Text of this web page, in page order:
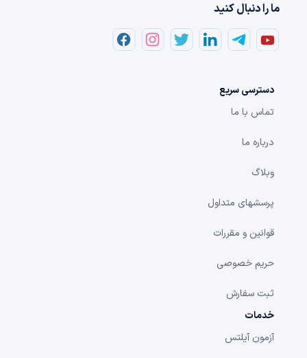
ما را دنبال کنید
دسترسی سریع
تماس با ما
درباره ما
وبلاگ
پرسشهای متداول
قوانین و مقررات
حریم خصوصی
ثبت سفارش
خدمات
آزمون آیلتس